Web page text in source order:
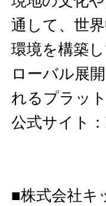
通して、世
環境を構築
ローバル展
れるプラッ
公式サイト：
■株式会社キ